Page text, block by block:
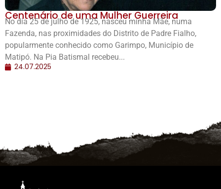
Centenário de uma Mulher Guerreira
No dia 25 de julho de 1925, nasceu minha Mãe, numa
Fazenda, nas proximidades do Distrito de Padre Fialho,
popularmente conhecido como Garimpo, Município de
Matipó. Na Pia Batismal recebeu...
24.07.2025